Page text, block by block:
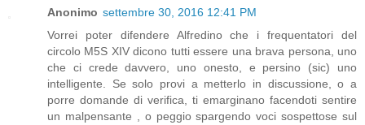
Anonimo settembre 30, 2016 12:41 PM
Vorrei poter difendere Alfredino che i frequentatori del
circolo M5S XIV dicono tutti essere una brava persona, uno
che ci crede davvero, uno onesto, e persino (sic) uno
intelligente. Se solo provi a metterlo in discussione, o a
porre domande di verifica, ti emarginano facendoti sentire
un malpensante , o peggio spargendo voci sospettose sul